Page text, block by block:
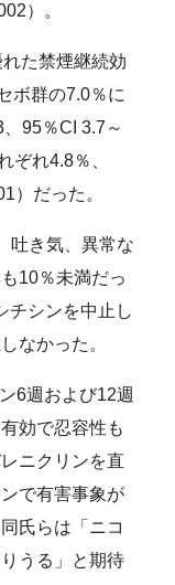
）。
た禁煙継続効
ボ群の7.0％に
95％CI 3.7～
ぞれ4.8％、
）だった。
吐き気、異常な
10％未満だっ
チシンを中止し
なかった。
6週および12週
効で忍容性も
ニクリンを直
で有害事象が
氏らは「ニコ
うる」と期待